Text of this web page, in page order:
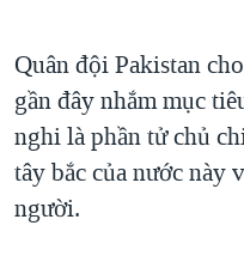
THỂ THAO
GIÁO DỤC
CHI PHÍ CHIẾN TRANH
CÁC GIÁ TRỊ CỘNG
THƯỢNG ĐỈNH
TRỊNH VĨNH BÌNH VS.
Quân đội Pakistan
gần đây nhắm mục
nghi là phần tử chủ
tây bắc của nước này
người.